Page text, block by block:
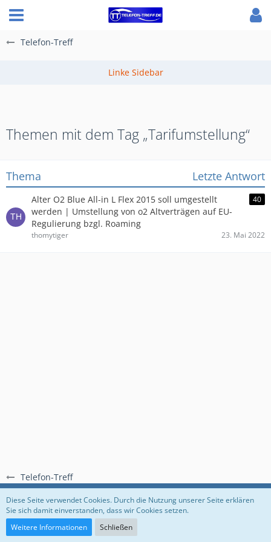
Telefon-Treff
Telefon-Treff
Themen mit dem Tag „Tarifumstellung“
Thema Letzte Antwort
Alter O2 Blue All-in L Flex 2015 soll umgestellt
werden | Umstellung von o2 Altverträgen auf EU-
Regulierung bzgl. Roaming
40
thomytiger 23. Mai 2022
Regeln Datenschutzerklärung Impressum
Community-Software:
Diese Seite verwendet Cookies. Durch die Nutzung unserer Seite erklären
Sie sich damit einverstanden, dass wir Cookies setzen.
Weitere Informationen
Schließen